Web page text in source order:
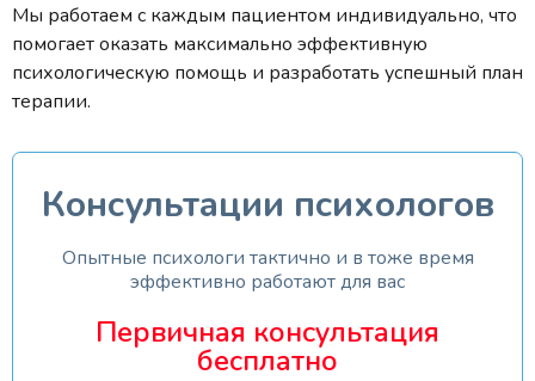
Мы работаем с каждым пациентом индивидуально, что
помогает оказать максимально эффективную
психологическую помощь и разработать успешный план
терапии.
Консультации психологов
Опытные психологи тактично и в тоже время
эффективно работают для вас
Первичная консультация
бесплатно